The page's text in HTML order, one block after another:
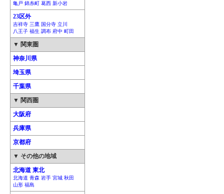
亀戸 錦糸町 葛西 新小岩
23区外
吉祥寺 三鷹 国分寺 立川
八王子 福生 調布 府中 町田
▼ 関東圏
神奈川県
埼玉県
千葉県
▼ 関西圏
大阪府
兵庫県
京都府
▼ その他の地域
北海道 東北
北海道 青森 岩手 宮城 秋田
山形 福島